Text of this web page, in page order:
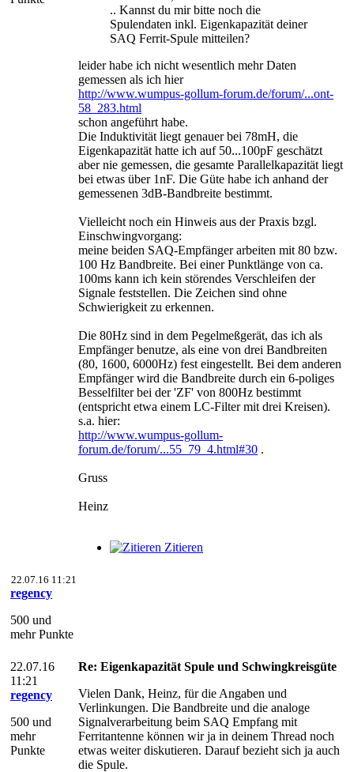
.. Kannst du mir bitte noch die
Spulendaten inkl. Eigenkapazität deiner
SAQ Ferrit-Spule mitteilen?
leider habe ich nicht wesentlich mehr Daten
gemessen als ich hier
http://www.wumpus-gollum-forum.de/forum/...ont-
58_283.html
schon angeführt habe.
Die Induktivität liegt genauer bei 78mH, die
Eigenkapazität hatte ich auf 50...100pF geschätzt
aber nie gemessen, die gesamte Parallelkapazität liegt
bei etwas über 1nF. Die Güte habe ich anhand der
gemessenen 3dB-Bandbreite bestimmt.
Vielleicht noch ein Hinweis aus der Praxis bzgl.
Einschwingvorgang:
meine beiden SAQ-Empfänger arbeiten mit 80 bzw.
100 Hz Bandbreite. Bei einer Punktlänge von ca.
100ms kann ich kein störendes Verschleifen der
Signale feststellen. Die Zeichen sind ohne
Schwierigkeit zu erkennen.
Die 80Hz sind in dem Pegelmeßgerät, das ich als
Empfänger benutze, als eine von drei Bandbreiten
(80, 1600, 6000Hz) fest eingestellt. Bei dem anderen
Empfänger wird die Bandbreite durch ein 6-poliges
Besselfilter bei der 'ZF' von 800Hz bestimmt
(entspricht etwa einem LC-Filter mit drei Kreisen).
s.a. hier:
http://www.wumpus-gollum-
forum.de/forum/...55_79_4.html#30 .
Gruss
Heinz
Zitieren
22.07.16 11:21
regency
500 und
mehr Punkte
22.07.16
11:21
regency
500 und
mehr
Punkte
Re: Eigenkapazität Spule und Schwingkreisgüte
Vielen Dank, Heinz, für die Angaben und
Verlinkungen. Die Bandbreite und die analoge
Signalverarbeitung beim SAQ Empfang mit
Ferritantenne können wir ja in deinem Thread noch
etwas weiter diskutieren. Darauf bezieht sich ja auch
die Spule.